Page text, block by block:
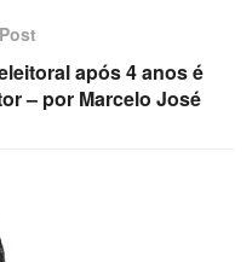
após 4 anos é
– por Marcelo José